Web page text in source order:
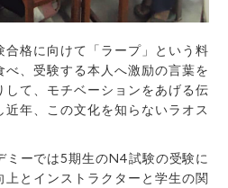
格に向けて「ラープ」という料
、受験する本人へ激励の言葉を
て、モチベーションをあげる伝
年、この文化を知らないラオス
ミーでは5期生のN4試験の受験に
とインストラクターと学生の関